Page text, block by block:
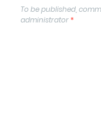
To be published,
administrator*